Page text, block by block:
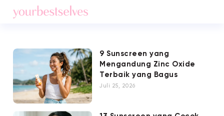
9 Sunscreen yang
Mengandung Zinc Oxide
Terbaik yang Bagus
Juli 25, 2026